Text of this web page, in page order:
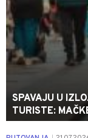
SPAVAJU U
TURISTE: